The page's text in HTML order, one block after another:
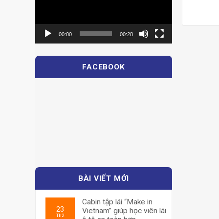
00:00 00:28
FACEBOOK
BÀI VIẾT MỚI
23
Th2
Cabin tập lái “Make in
Vietnam” giúp học viên lái